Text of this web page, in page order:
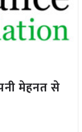
मेहनत से